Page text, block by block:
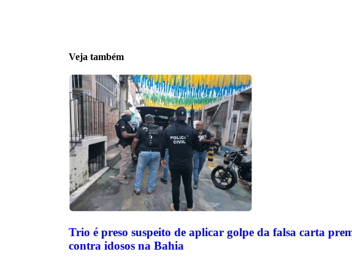
Veja também
Trio é preso suspeito de aplicar golpe da falsa carta
contra idosos na Bahia